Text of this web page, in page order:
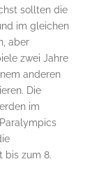
sollten die
im gleichen
aber
zwei Jahre
anderen
Die
im
bis zum 8.